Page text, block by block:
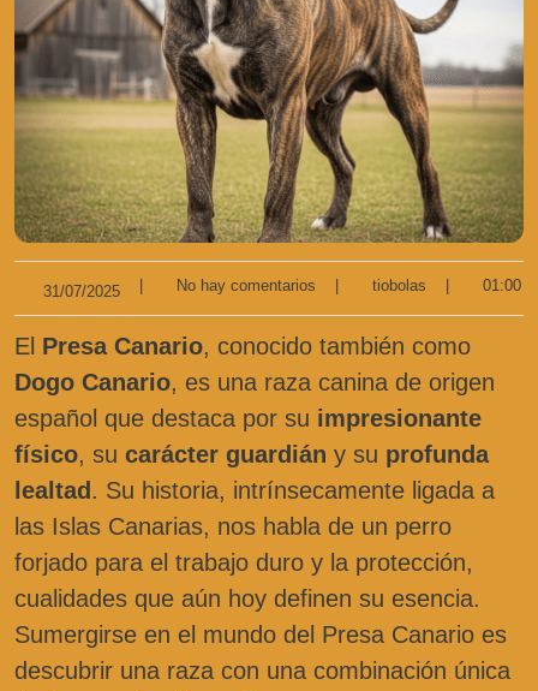
31/07/2025 No hay comentarios tiobolas 01:00
El Presa Canario, conocido también como
Dogo Canario, es una raza canina de origen
español que destaca por su impresionante
físico, su carácter guardián y su profunda
lealtad. Su historia, intrínsecamente ligada a
las Islas Canarias, nos habla de un perro
forjado para el trabajo duro y la protección,
cualidades que aún hoy definen su esencia.
Sumergirse en el mundo del Presa Canario es
descubrir una raza con una combinación única